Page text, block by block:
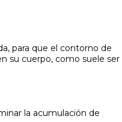
para que el contorno de
su cuerpo, como suele ser
la acumulación de